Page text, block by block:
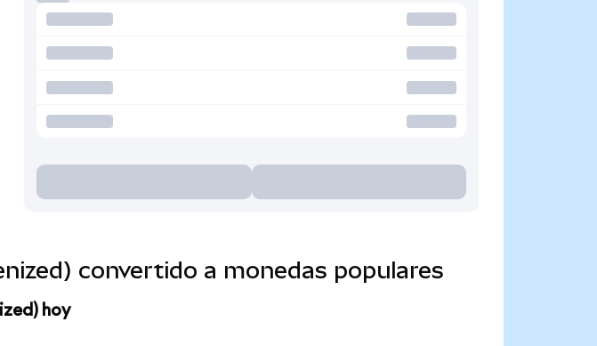
convertido a monedas populares
hoy